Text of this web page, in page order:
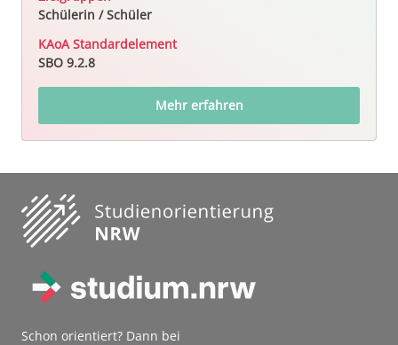
Schülerin / Schüler
KAoA Standardelement
SBO 9.2.8
Mehr erfahren
Schon orientiert? Dann bei